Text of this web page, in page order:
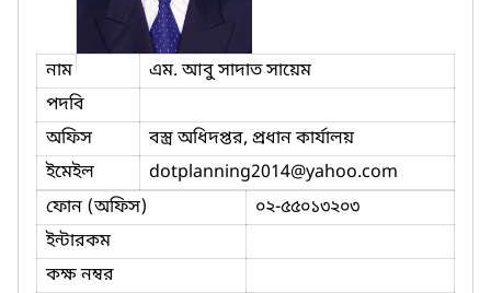
নাম
এম. আবু সাদাত সায়েম
পদবি
অফিস
বস্ত্র অধিদপ্তর, প্রধান কার্যালয়
ইমেইল
dotplanning2014@yahoo.com
ফোন (অফিস)
০২-৫৫০১৩২০৩
ইন্টারকম
কক্ষ নম্বর